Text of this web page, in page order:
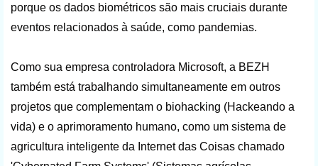
porque os dados biométricos são mais cruciais durante
eventos relacionados à saúde, como pandemias.
Como sua empresa controladora Microsoft, a BEZH
também está trabalhando simultaneamente em outros
projetos que complementam o biohacking (Hackeando a
vida) e o aprimoramento humano, como um sistema de
agricultura inteligente da Internet das Coisas chamado